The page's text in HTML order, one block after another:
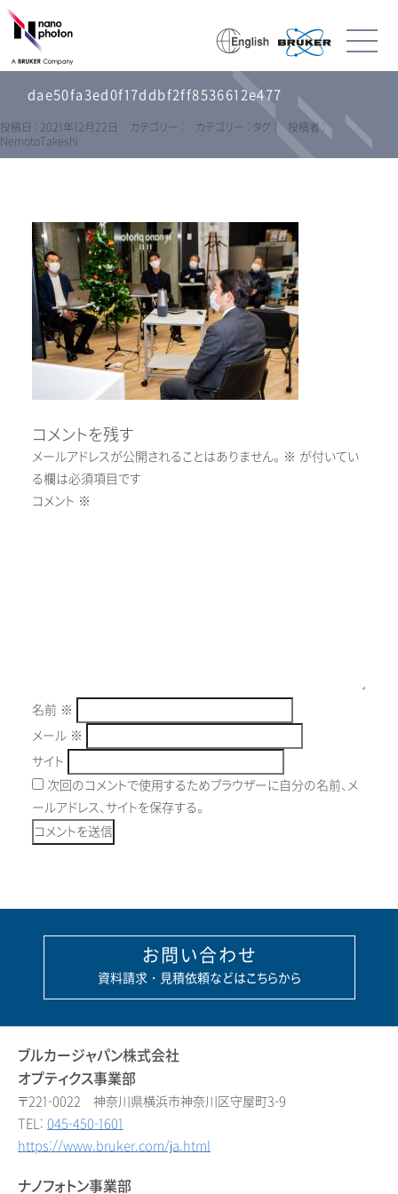
dae50fa3ed0f17ddbf2ff8536612e477
投稿日 : 2021年12月22日 カテゴリー : カテゴリー : タグ :
投稿者 :
NemotoTakeshi
コメントを残す
メールアドレスが公開されることはありません。 ※ が付いてい
る欄は必須項目です
コメント ※
名前 ※
メール ※
サイト
次回のコメントで使用するためブラウザーに自分の名前、メ
ールアドレス、サイトを保存する。
お問い合わせ
資料請求・見積依頼などはこちらから
ブルカージャパン株式会社
オプティクス事業部
〒221-0022 神奈川県横浜市神奈川区守屋町3-9
TEL: 045-450-1601
https://www.bruker.com/ja.html
ナノフォトン事業部